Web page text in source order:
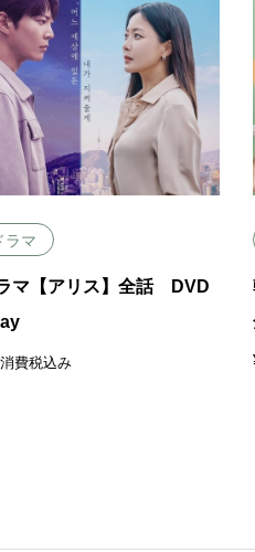
ラマ
マ【アリス】全話 DVD
消費税込み